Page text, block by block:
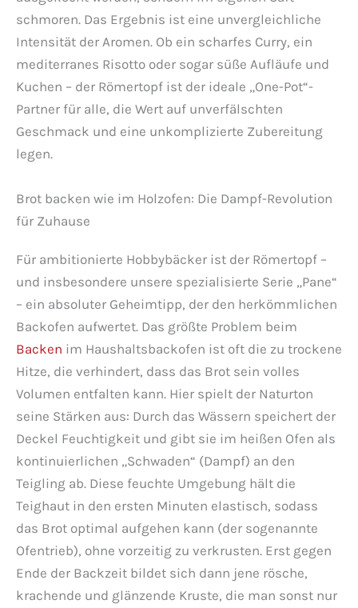
schmoren. Das Ergebnis ist eine unvergleichliche
Intensität der Aromen. Ob ein scharfes Curry, ein
mediterranes Risotto oder sogar süße Aufläufe und
Kuchen – der Römertopf ist der ideale „One-Pot“-
Partner für alle, die Wert auf unverfälschten
Geschmack und eine unkomplizierte Zubereitung
legen.
Brot backen wie im Holzofen: Die Dampf-Revolution
für Zuhause
Für ambitionierte Hobbybäcker ist der Römertopf –
und insbesondere unsere spezialisierte Serie „Pane“
– ein absoluter Geheimtipp, der den herkömmlichen
Backofen aufwertet. Das größte Problem beim
Backen im Haushaltsbackofen ist oft die zu trockene
Hitze, die verhindert, dass das Brot sein volles
Volumen entfalten kann. Hier spielt der Naturton
seine Stärken aus: Durch das Wässern speichert der
Deckel Feuchtigkeit und gibt sie im heißen Ofen als
kontinuierlichen „Schwaden“ (Dampf) an den
Teigling ab. Diese feuchte Umgebung hält die
Teighaut in den ersten Minuten elastisch, sodass
das Brot optimal aufgehen kann (der sogenannte
Ofentrieb), ohne vorzeitig zu verkrusten. Erst gegen
Ende der Backzeit bildet sich dann jene rösche,
krachende und glänzende Kruste, die man sonst nur